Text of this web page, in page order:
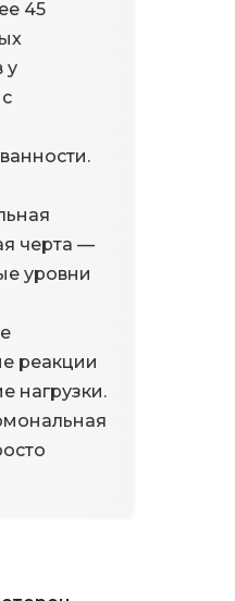
45
у
черта —
уровни
реакции
нагрузки.